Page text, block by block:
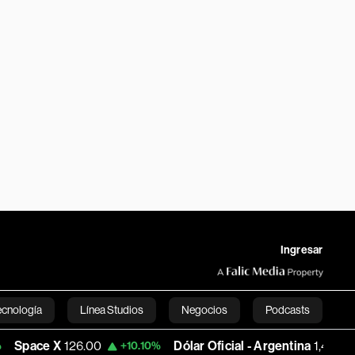
Ingresar
Línea Studios Negocios Podcasts
English
+10.10% Dólar Oficial - Argentina 1,495.9529 +0.15%